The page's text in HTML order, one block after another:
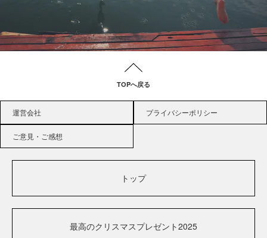
TOPへ戻る
運営会社 プライバシーポリシー
ご意見・ご感想
トップ
最高のクリスマスプレゼント2025